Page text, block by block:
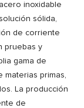
inoxidable
sólida,
de corriente
pruebas y
gama de
materias primas,
La producción
de